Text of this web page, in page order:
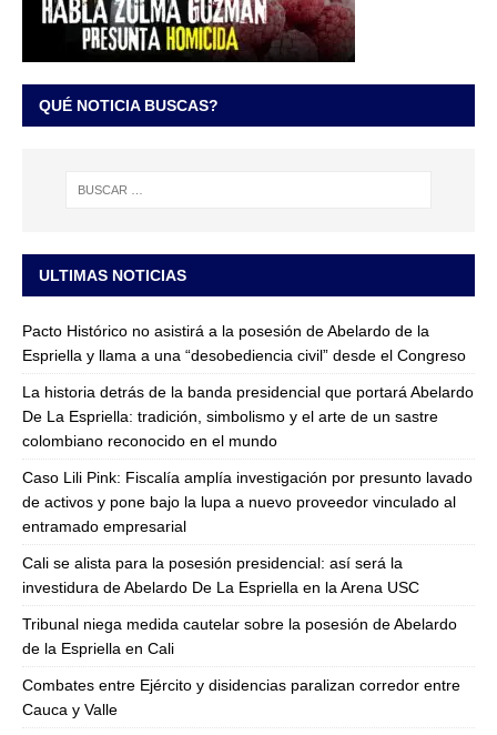
QUÉ NOTICIA BUSCAS?
ULTIMAS NOTICIAS
Pacto Histórico no asistirá a la posesión de Abelardo de la
Espriella y llama a una “desobediencia civil” desde el Congreso
La historia detrás de la banda presidencial que portará Abelardo
De La Espriella: tradición, simbolismo y el arte de un sastre
colombiano reconocido en el mundo
Caso Lili Pink: Fiscalía amplía investigación por presunto lavado
de activos y pone bajo la lupa a nuevo proveedor vinculado al
entramado empresarial
Cali se alista para la posesión presidencial: así será la
investidura de Abelardo De La Espriella en la Arena USC
Tribunal niega medida cautelar sobre la posesión de Abelardo
de la Espriella en Cali
Combates entre Ejército y disidencias paralizan corredor entre
Cauca y Valle